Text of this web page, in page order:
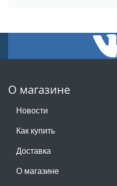
О магазине
Новости
Как купить
Доставка
О магазине